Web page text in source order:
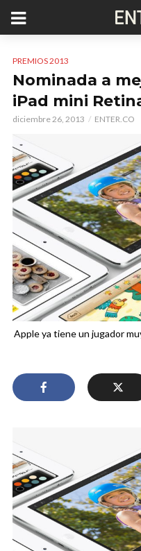
PREMIOS 2013
Nominada a
iPad mini
diciembre 26, 2013 ENTER.CO
Apple ya tiene un jugador